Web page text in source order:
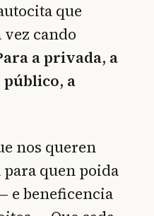
que
cando
a privada, a
público, a
nos queren
quen poida
e beneficencia